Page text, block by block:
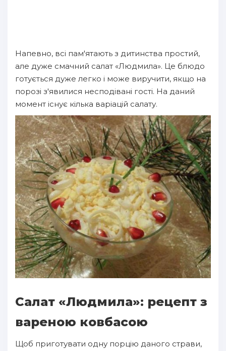
Напевно, всі пам'ятають з дитинства простий,
але дуже смачний салат «Людмила». Це блюдо
готується дуже легко і може виручити, якщо на
порозі з'явилися несподівані гості. На даний
момент існує кілька варіацій салату.
Салат «Людмила»: рецепт з
вареною ковбасою
Щоб приготувати одну порцію даного страви,